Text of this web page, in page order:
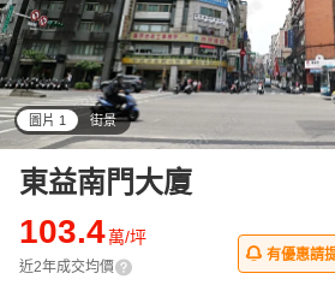
圖片 1 街景
東益南門大廈
103.4萬/坪
近2年成交均價
有優惠請